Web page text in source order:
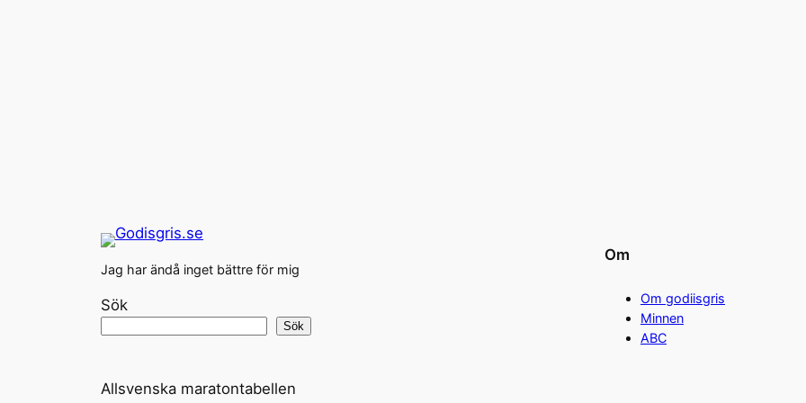
Jag har ändå inget bättre för mig
Sök
Sök
Om
Om godiisgris
Minnen
ABC
Allsvenska maratontabellen